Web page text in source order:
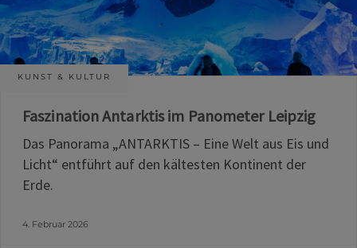
KUNST & KULTUR
Faszination Antarktis im Panometer Leipzig
Das Panorama „ANTARKTIS – Eine Welt aus Eis und
Licht“ entführt auf den kältesten Kontinent der
Erde.
4. Februar 2026